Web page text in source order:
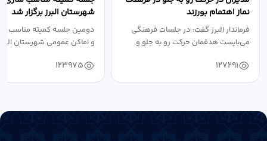
نماز اهتمام بورزند
فرماندار البرز گفت: در جلسات فرهنگی
می‌بایست هدفمان حرکت رو به جلو و
127291
شهرستان البرز برگزار شد
دومین جلسه کمیته مناسب
و اماکن عمومی شهرستان
123975